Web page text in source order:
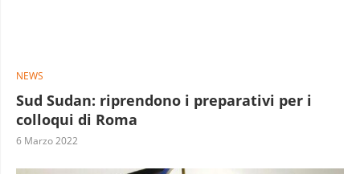
NEWS
Sud Sudan: riprendono i preparativi per i
colloqui di Roma
6 Marzo 2022